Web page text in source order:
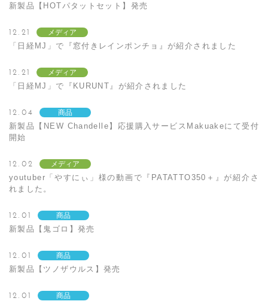
新製品【HOTパタットセット】発売
12.21 メディア
「日経MJ」で『窓付きレインポンチョ』が紹介されました
12.21 メディア
「日経MJ」で『KURUNT』が紹介されました
12.04 商品
新製品【NEW Chandelle】応援購入サービスMakuakeにて受付
開始
12.02 メディア
youtuber「やすにぃ」様の動画で『PATATTO350＋』が紹介さ
れました。
12.01 商品
新製品【鬼ゴロ】発売
12.01 商品
新製品【ツノザウルス】発売
12.01 商品